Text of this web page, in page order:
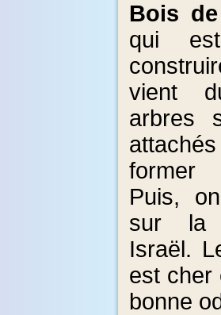
Bois
qui
vient
arbres
former
Puis,
sur la
Israël.
est cher
bonne